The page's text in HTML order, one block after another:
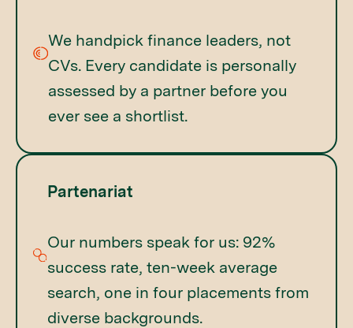
We handpick finance leaders, not
CVs. Every candidate is personally
assessed by a partner before you
ever see a shortlist.
Partenariat
Our numbers speak for us: 92%
success rate, ten-week average
search, one in four placements from
diverse backgrounds.